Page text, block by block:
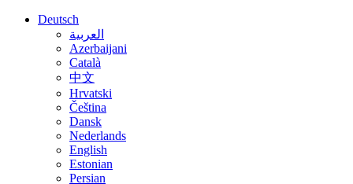
Deutsch
العربية
Azerbaijani
Català
中文
Hrvatski
Čeština
Dansk
Nederlands
English
Estonian
Persian